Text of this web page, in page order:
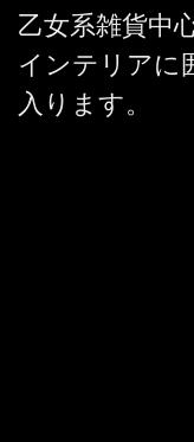
乙女系雑貨中
インテリアに
入ります。